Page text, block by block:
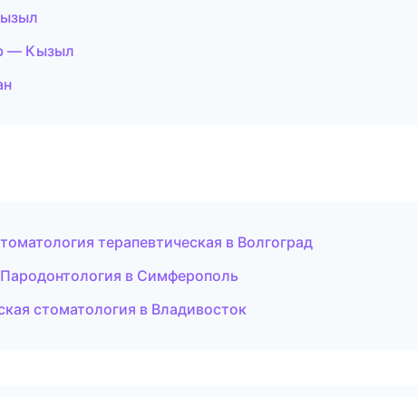
— Кызыл
терапевтическая в Волгоград
в Симферополь
стоматология в Владивосток